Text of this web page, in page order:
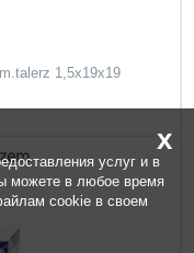
1,5x19x19
x
услуг и в
можете в любое время
cookie в своем